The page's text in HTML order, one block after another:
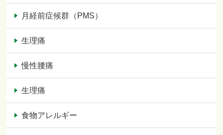
月経前症候群（PMS）
生理痛
慢性腰痛
生理痛
食物アレルギー